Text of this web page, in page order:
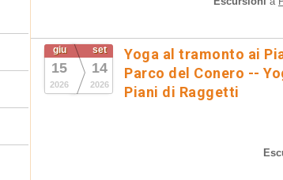
giu
15
2026
set
14
2026
Yoga al tramonto ai
Parco del Conero --
Piani di Raggetti